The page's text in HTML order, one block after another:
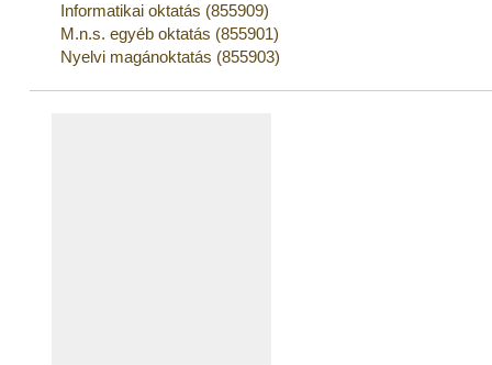
Informatikai oktatás (855909)
M.n.s. egyéb oktatás (855901)
Nyelvi magánoktatás (855903)